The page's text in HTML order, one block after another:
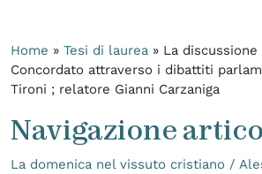
Home » Tesi di laurea » La
Concordato attraverso i dibattiti
Tironi ; relatore Gianni Carzaniga
Navigazione
La domenica nel vissuto cristiano /